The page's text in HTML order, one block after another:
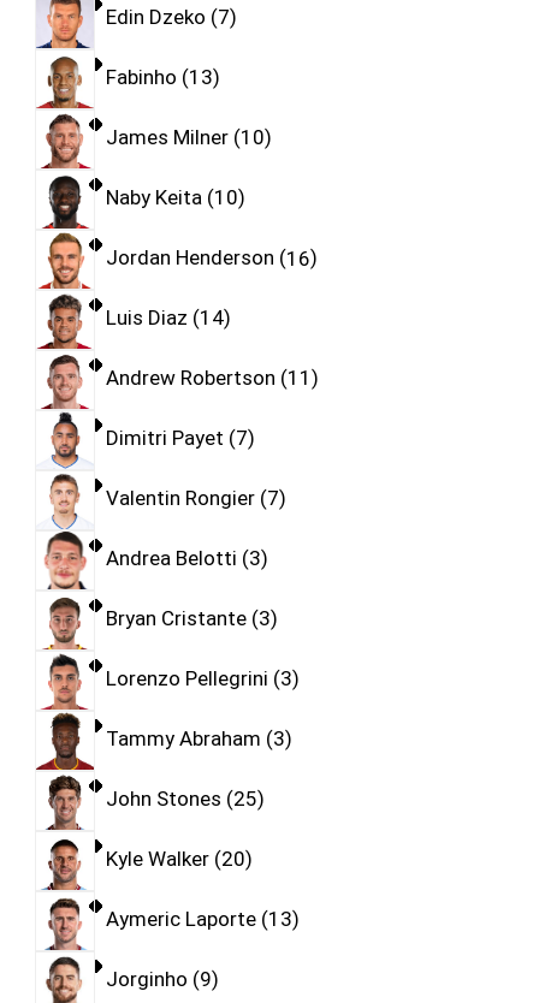
Edin Dzeko 7
Fabinho 13
James Milner 10
Naby Keita 10
Jordan Henderson 16
Luis Diaz 14
Andrew Robertson 11
Dimitri Payet 7
Valentin Rongier 7
Andrea Belotti 3
Bryan Cristante 3
Lorenzo Pellegrini 3
Tammy Abraham 3
John Stones 25
Kyle Walker 20
Aymeric Laporte 13
Jorginho 9